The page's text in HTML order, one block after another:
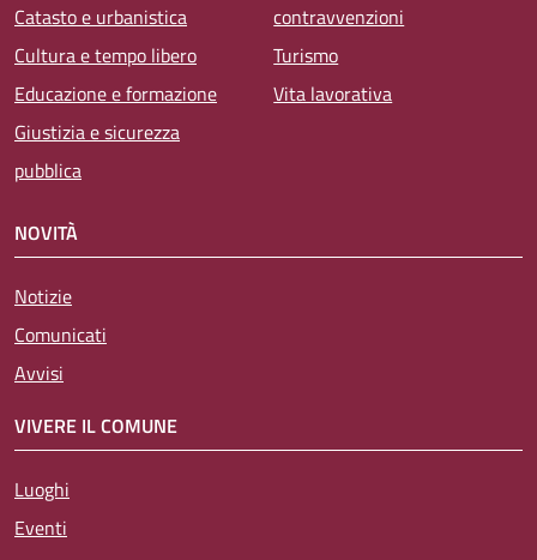
Catasto e urbanistica
Cultura e tempo libero
Educazione e formazione
Giustizia e sicurezza
pubblica
contravvenzioni
Turismo
Vita lavorativa
NOVITÀ
Notizie
Comunicati
Avvisi
VIVERE IL COMUNE
Luoghi
Eventi